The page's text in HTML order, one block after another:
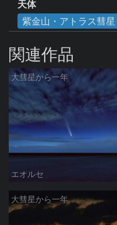
天体
紫金山・アトラス彗星
関連作品
大彗星から一年
エオルセ
大彗星から一年